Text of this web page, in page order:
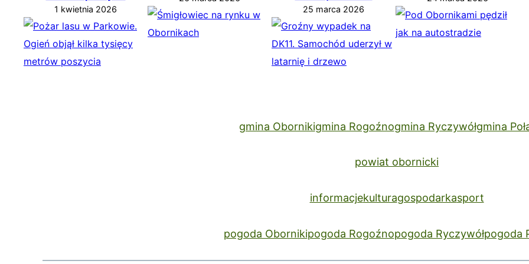
1 kwietnia 2026 25 marca 2026
gmina Obornikigmina Rogoźnogmina Ryczywółgmina
powiat obornicki
informacjekulturagospodarkasport
pogoda Obornikipogoda Rogoźnopogoda Ryczywółpogoda